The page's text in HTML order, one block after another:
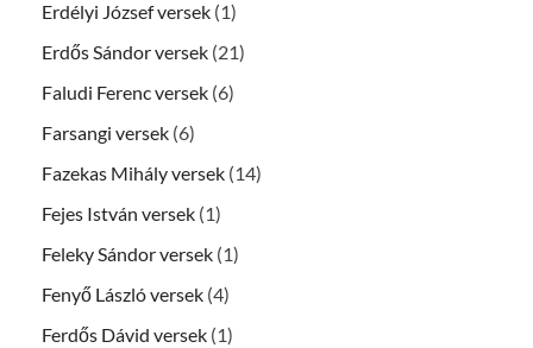
Erdélyi József versek (1)
Erdős Sándor versek (21)
Faludi Ferenc versek (6)
Farsangi versek (6)
Fazekas Mihály versek (14)
Fejes István versek (1)
Feleky Sándor versek (1)
Fenyő László versek (4)
Ferdős Dávid versek (1)